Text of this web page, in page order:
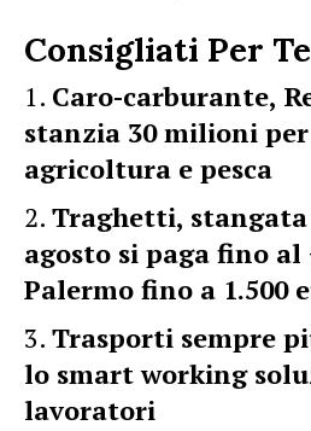
Consigliati Per Te
Caro-carburante,
stanzia 30 milioni
agricoltura e pesca
Traghetti,
agosto si paga fino al
Palermo fino a 1.500
Trasporti sempre
lo smart working
lavoratori